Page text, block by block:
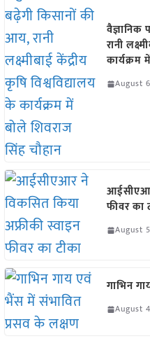
रानी
कार्यक्रम
August
फीवर का
August
गाभिन
August